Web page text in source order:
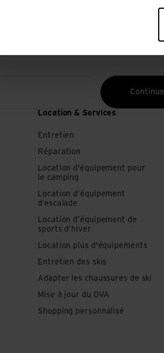
Location & Services
Entretien
Réparation
Location d'équipement pour
le camping
Location d’équipement
d’escalade
Location d’équipement de
sports d’hiver
Location plus d'équipements
Entretien des skis
Adapter les chaussures de ski
Mise à jour du DVA
Shopping personnalisé